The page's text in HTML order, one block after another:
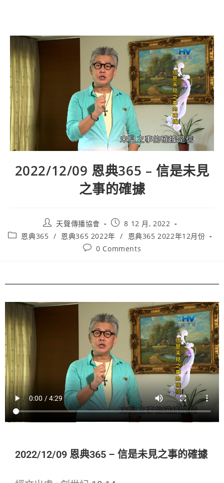
2022/12/09 恩典365 – 信是未見
之事的確據
天聲傳播協會
8 12 月, 2022
恩典365 / 恩典365 2022年 /
恩典365 2022年12月份
0 Comments
2022/12/09 恩典365 – 信是未見之事的確據